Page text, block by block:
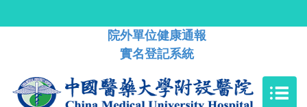
院外單位健康通報
實名登記系統